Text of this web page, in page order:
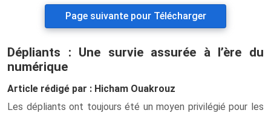
Page suivante pour Télécharger
Dépliants : Une survie assurée à l’ère du
numérique
Article rédigé par : Hicham Ouakrouz
Les dépliants ont toujours été un moyen privilégié pour les